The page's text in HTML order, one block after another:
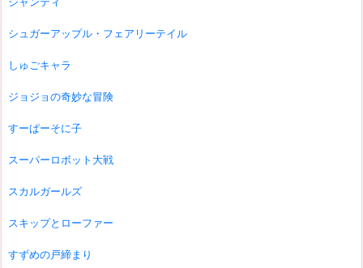
シュガーアップル・フェアリーテイル
しゅごキャラ
ジョジョの奇妙な冒険
すーぱーそに子
スーパーロボット大戦
スカルガールズ
スキップとローファー
すずめの戸締まり